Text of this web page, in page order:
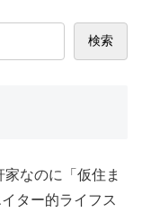
検索
なのに「仮住ま
ター的ライフス